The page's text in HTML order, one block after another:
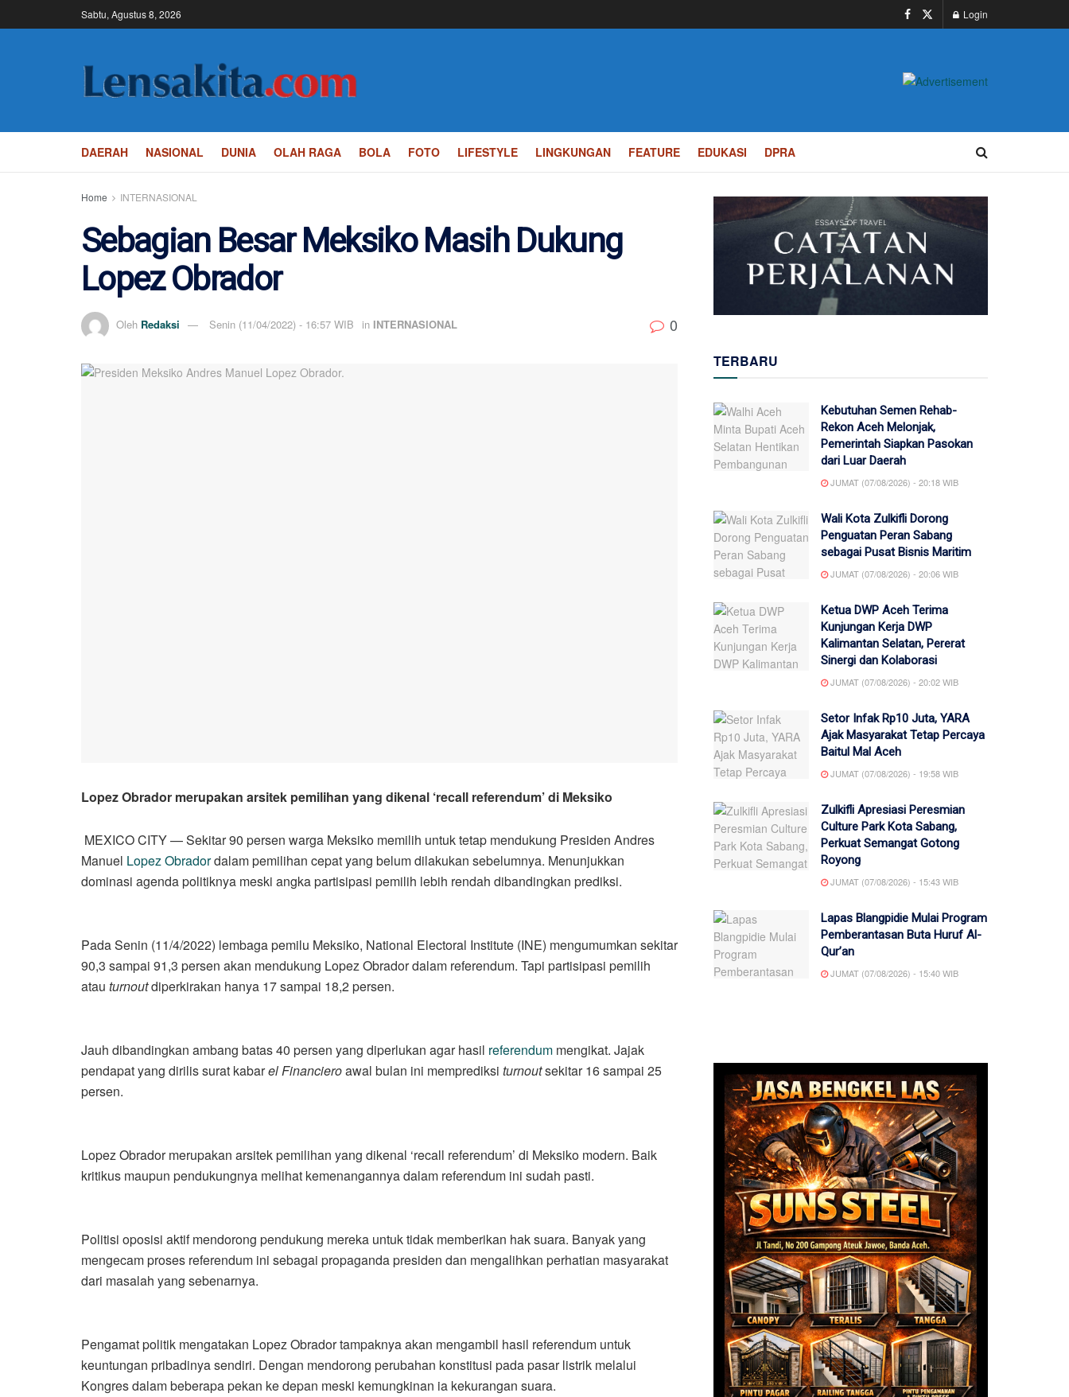
Sabtu, Agustus 8, 2026 Login
DAERAH NASIONAL DUNIA OLAH RAGA BOLA FOTO LIFESTYLE LINGKUNGAN FEATURE EDUKASI DPRA
Home INTERNASIONAL
Sebagian Besar Meksiko Masih Dukung
Lopez Obrador
Oleh Redaksi Senin (11/04/2022) - 16:57 WIB in INTERNASIONAL 0
Lopez Obrador merupakan arsitek pemilihan yang dikenal ‘recall referendum’ di Meksiko
MEXICO CITY — Sekitar 90 persen warga Meksiko memilih untuk tetap mendukung Presiden Andres
Manuel Lopez Obradordalam pemilihan cepat yang belum dilakukan sebelumnya. Menunjukkan
dominasi agenda politiknya meski angka partisipasi pemilih lebih rendah dibandingkan prediksi.
Pada Senin (11/4/2022) lembaga pemilu Meksiko, National Electoral Institute (INE) mengumumkan sekitar
90,3 sampai 91,3 persen akan mendukung Lopez Obrador dalam referendum. Tapi partisipasi pemilih
atau turnoutdiperkirakan hanya 17 sampai 18,2 persen.
Jauh dibandingkan ambang batas 40 persen yang diperlukan agar hasil referendum mengikat. Jajak
pendapat yang dirilis surat kabarel Financieroawal bulan ini memprediksi turnoutsekitar 16 sampai 25
persen.
Lopez Obrador merupakan arsitek pemilihan yang dikenal ‘recall referendum’ di Meksiko modern. Baik
kritikus maupun pendukungnya melihat kemenangannya dalam referendum ini sudah pasti.
Politisi oposisi aktif mendorong pendukung mereka untuk tidak memberikan hak suara. Banyak yang
mengecam proses referendum ini sebagai propaganda presiden dan mengalihkan perhatian masyarakat
dari masalah yang sebenarnya.
Pengamat politik mengatakan Lopez Obrador tampaknya akan mengambil hasil referendum untuk
keuntungan pribadinya sendiri. Dengan mendorong perubahan konstitusi pada pasar listrik melalui
Kongres dalam beberapa pekan ke depan meski kemungkinan ia kekurangan suara.
TERBARU
Kebutuhan Semen Rehab-
Rekon Aceh Melonjak,
Pemerintah Siapkan Pasokan
dari Luar Daerah
JUMAT (07/08/2026) - 20:18 WIB
Wali Kota Zulkifli Dorong
Penguatan Peran Sabang
sebagai Pusat Bisnis Maritim
JUMAT (07/08/2026) - 20:06 WIB
Ketua DWP Aceh Terima
Kunjungan Kerja DWP
Kalimantan Selatan, Pererat
Sinergi dan Kolaborasi
JUMAT (07/08/2026) - 20:02 WIB
Setor Infak Rp10 Juta, YARA
Ajak Masyarakat Tetap Percaya
Baitul Mal Aceh
JUMAT (07/08/2026) - 19:58 WIB
Zulkifli Apresiasi Peresmian
Culture Park Kota Sabang,
Perkuat Semangat Gotong
Royong
JUMAT (07/08/2026) - 15:43 WIB
Lapas Blangpidie Mulai Program
Pemberantasan Buta Huruf Al-
Qur’an
JUMAT (07/08/2026) - 15:40 WIB